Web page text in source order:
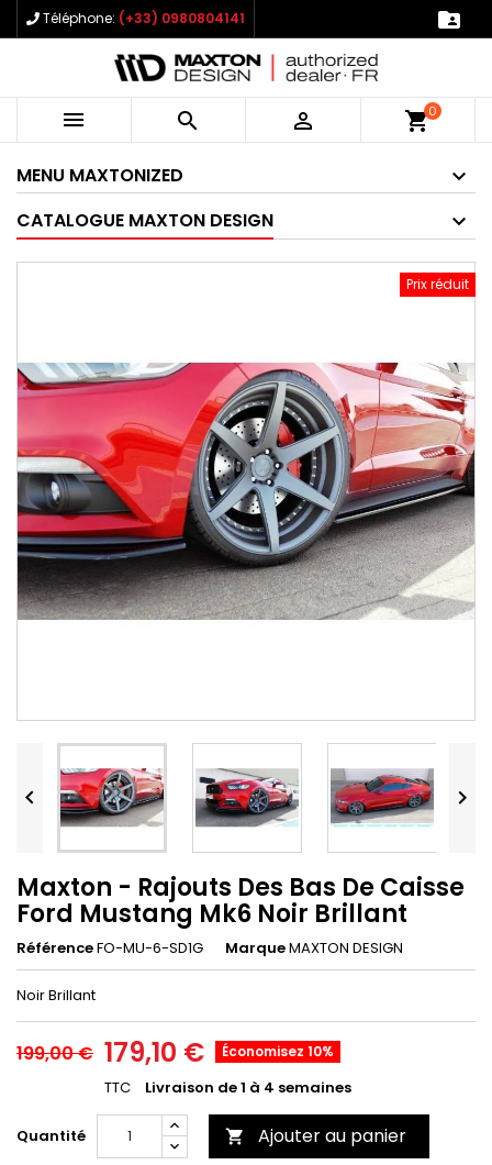
Téléphone: (+33) 0980804141 
   shopping_cart0
MENU MAXTONIZED
CATALOGUE MAXTON DESIGN
Prix réduit
 
Maxton - Rajouts Des Bas De Caisse
Ford Mustang Mk6 Noir Brillant
RéférenceFO-MU-6-SD1G MarqueMAXTON DESIGN
Noir Brillant
199,00 € 179,10 € Économisez 10%
TTC Livraison de 1 à 4 semaines
Quantité  Ajouter au panier